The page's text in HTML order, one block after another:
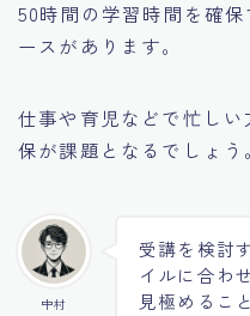
50時間の学習時間を確
ースがあります。
仕事や育児などで忙し
保が課題となるでしょう
中村
受講を検討
イルに合わ
見極めるこ